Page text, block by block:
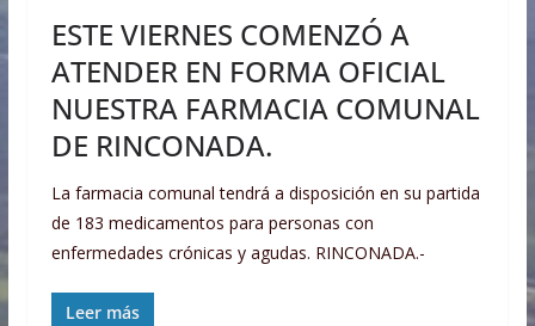
ESTE VIERNES COMENZÓ A
ATENDER EN FORMA OFICIAL
NUESTRA FARMACIA COMUNAL
DE RINCONADA.
La farmacia comunal tendrá a disposición en su partida
de 183 medicamentos para personas con
enfermedades crónicas y agudas. RINCONADA.-
Leer más